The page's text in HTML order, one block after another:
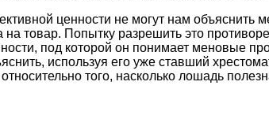
ценности не могут нам
на товар. Попытку разрешить это
под которой он понимает меновые
используя его уже ставший
того, насколько лошадь